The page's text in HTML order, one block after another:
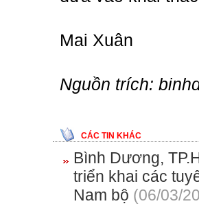
Mai Xuân
Nguồn trích:
CÁC TIN KHÁC
Bình Dương,
triển khai các
Nam bộ (06/03/